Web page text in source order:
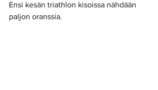
Ensi kesän triathlon kisoissa nähdään
paljon oranssia.